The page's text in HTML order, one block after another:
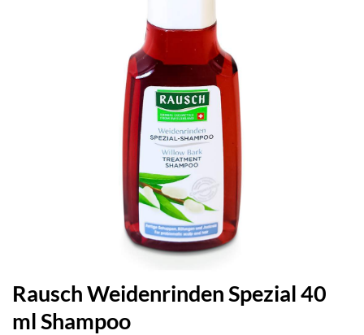
Rausch Weidenrinden Spezial 40
ml Shampoo